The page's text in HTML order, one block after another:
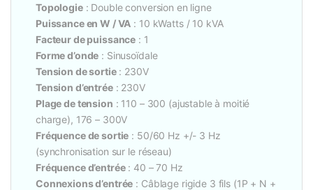
Topologie: Double conversion en ligne
Puissance en W / VA : 10 kWatts / 10 kVA
Facteur de puissance : 1
Forme d’onde : Sinusoïdale
Tension de sortie: 230V
Tension d’entrée: 230V
Plage de tension : 110 – 300 (ajustable à moitié
charge), 176 – 300V
Fréquence de sortie : 50/60 Hz +/- 3 Hz
(synchronisation sur le réseau)
Fréquence d’entrée: 40 – 70 Hz
Connexions d’entrée : Câblage rigide 3 fils (1P + N +